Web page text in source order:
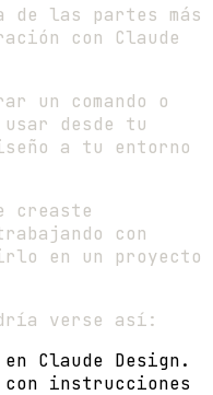
de las partes más
con Claude
un comando o
desde tu
a tu entorno
creaste
con
en un proyecto
verse así:
Claude Design.
instrucciones